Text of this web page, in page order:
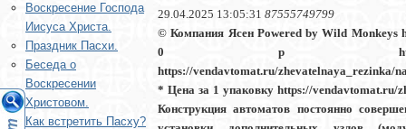
Воскреcение Господа
Иисуса Христа.
Праздник Пасхи.
Беседа о
Воскресении
Христовом.
Как встретить Пасху?
29.04.2025 13:05:31 87555749799
© Компания Ясен Powered by Wild Monkeys
0 р https://
https://vendavtomat.ru/zhevatelnaya_rezinka/
* Цена за 1 упаковку https://vendavtomat.ru/
Конструкция автоматов постоянно